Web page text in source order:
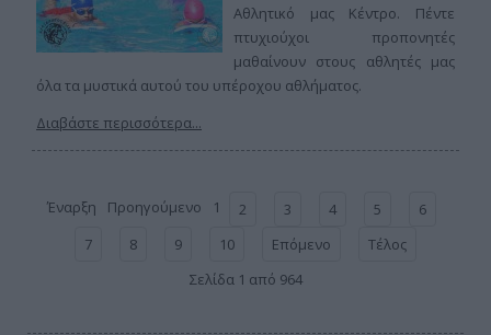
Αθλητικό μας Κέντρο. Πέντε
πτυχιούχοι προπονητές
μαθαίνουν στους αθλητές μας
όλα τα μυστικά αυτού του υπέροχου αθλήματος.
Διαβάστε περισσότερα...
Έναρξη Προηγούμενο 1 2 3 4 5
6
7
8 9 10 Επόμενο
Τέλος
Σελίδα 1 από 964